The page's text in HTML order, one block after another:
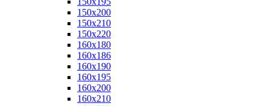
150x200
150x210
150x220
160x180
160x186
160x190
160x195
160x200
160x210